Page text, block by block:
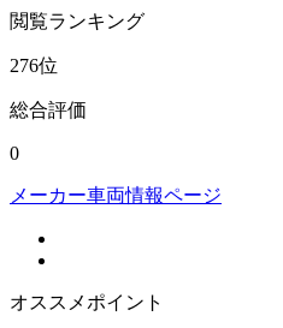
閲覧ランキング
276位
総合評価
0
メーカー車両情報ページ
オススメポイント